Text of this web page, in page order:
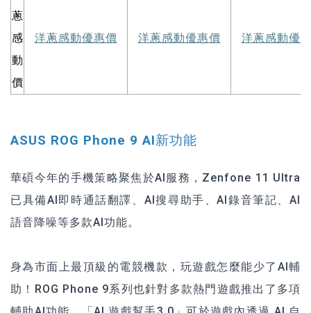
蔥
感
動
價
洋蔥感動優惠價 洋蔥感動優惠價 洋蔥感動優
ASUS ROG Phone 9 AI新功能
華碩今年的手機策略聚焦於AI服務，Zenfone 11 Ultra
已具備AI即時通話翻譯、AI搜尋助手、AI錄音筆記、AI
語音降噪等多款AI功能。
身為市面上最頂級的電競機款，玩遊戲怎麼能少了AI輔
助！ROG Phone 9系列也針對多款熱門遊戲推出了多項